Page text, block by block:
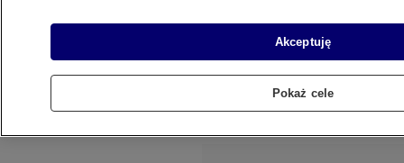
Maia Sandu. Jej inauguracja odbyła się w
ograniczonym gronie ze względu na warunki
epidemiczne. Wspólne oświadczenie
gratulacyjne dla proeuropejskiej polityk
wystosowali prezydenci Polski, Litwy, Czech,
Akceptuję
Pokaż cele